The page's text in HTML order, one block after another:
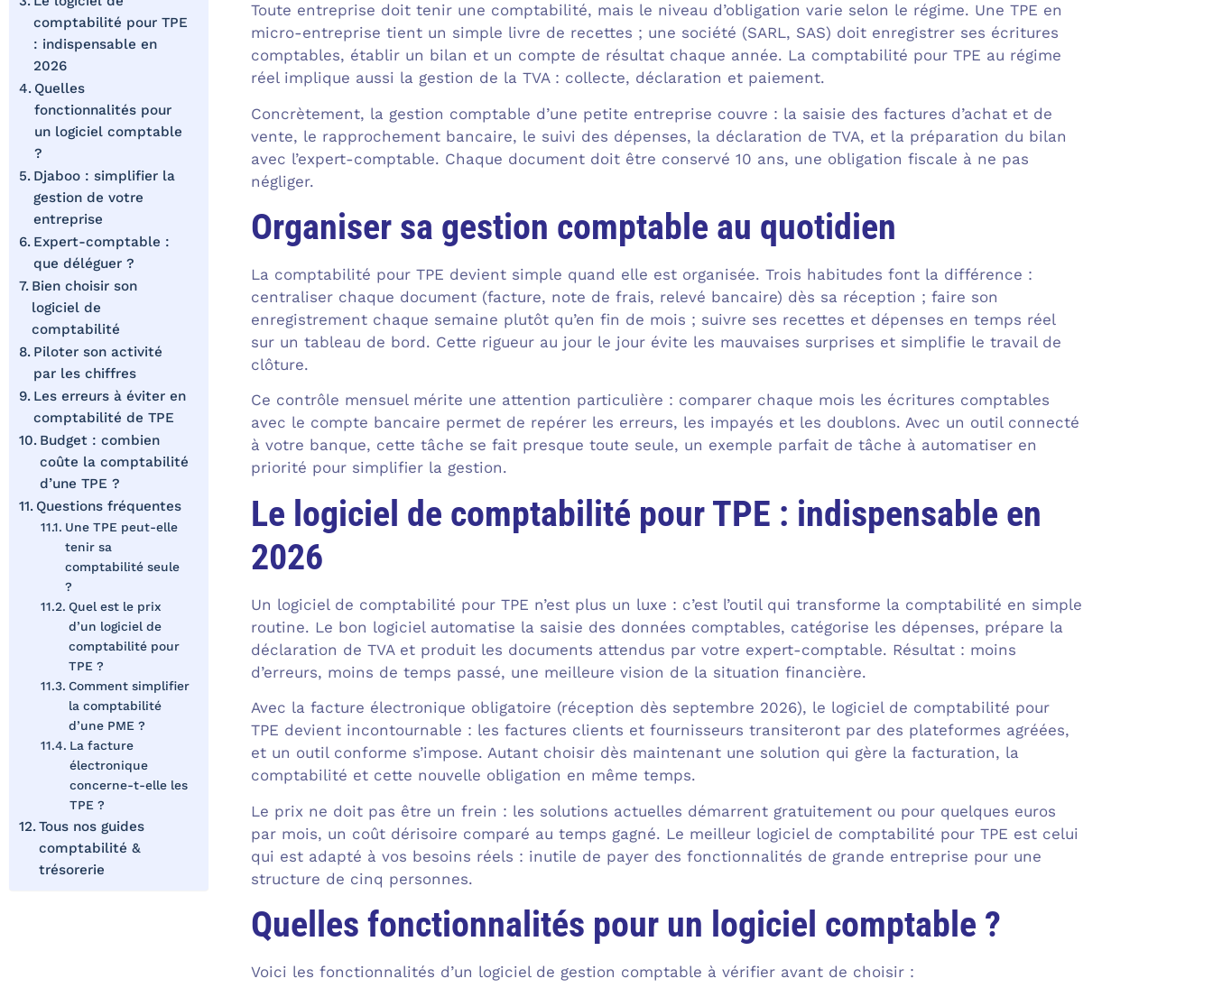
Toute entreprise doit tenir une comptabilité, mais le niveau d’obligation varie selon le régime. Une TPE en
micro-entreprise tient un simple livre de recettes ; une société (SARL, SAS) doit enregistrer ses écritures
comptables, établir un bilan et un compte de résultat chaque année. La comptabilité pour TPE au régime
réel implique aussi la gestion de la TVA : collecte, déclaration et paiement.
Concrètement, la gestion comptable d’une petite entreprise couvre : la saisie des factures d’achat et de
vente, le rapprochement bancaire, le suivi des dépenses, la déclaration de TVA, et la préparation du bilan
avec l’expert-comptable. Chaque document doit être conservé 10 ans, une obligation fiscale à ne pas
négliger.
Organiser sa gestion comptable au quotidien
La comptabilité pour TPE devient simple quand elle est organisée. Trois habitudes font la différence :
centraliser chaque document (facture, note de frais, relevé bancaire) dès sa réception ; faire son
enregistrement chaque semaine plutôt qu’en fin de mois ; suivre ses recettes et dépenses en temps réel
sur un tableau de bord. Cette rigueur au jour le jour évite les mauvaises surprises et simplifie le travail de
clôture.
Ce contrôle mensuel mérite une attention particulière : comparer chaque mois les écritures comptables
avec le compte bancaire permet de repérer les erreurs, les impayés et les doublons. Avec un outil connecté
à votre banque, cette tâche se fait presque toute seule, un exemple parfait de tâche à automatiser en
priorité pour simplifier la gestion.
Le logiciel de comptabilité pour TPE : indispensable en
2026
Un logiciel de comptabilité pour TPE n’est plus un luxe : c’est l’outil qui transforme la comptabilité en simple
routine. Le bon logiciel automatise la saisie des données comptables, catégorise les dépenses, prépare la
déclaration de TVA et produit les documents attendus par votre expert-comptable. Résultat : moins
d’erreurs, moins de temps passé, une meilleure vision de la situation financière.
Avec la facture électronique obligatoire (réception dès septembre 2026), le logiciel de comptabilité pour
TPE devient incontournable : les factures clients et fournisseurs transiteront par des plateformes agréées,
et un outil conforme s’impose. Autant choisir dès maintenant une solution qui gère la facturation, la
comptabilité et cette nouvelle obligation en même temps.
Le prix ne doit pas être un frein : les solutions actuelles démarrent gratuitement ou pour quelques euros
par mois, un coût dérisoire comparé au temps gagné. Le meilleur logiciel de comptabilité pour TPE est celui
qui est adapté à vos besoins réels : inutile de payer des fonctionnalités de grande entreprise pour une
structure de cinq personnes.
Quelles fonctionnalités pour un logiciel comptable ?
Voici les fonctionnalités d’un logiciel de gestion comptable à vérifier avant de choisir :
comptabilité pour TPE
: indispensable en
2026
Quelles
fonctionnalités pour
un logiciel comptable
?
Djaboo : simplifier la
gestion de votre
entreprise
Expert-comptable :
que déléguer ?
Bien choisir son
logiciel de
comptabilité
Piloter son activité
par les chiffres
Les erreurs à éviter en
comptabilité de TPE
Budget : combien
coûte la comptabilité
d’une TPE ?
Questions fréquentes
Une TPE peut-elle
tenir sa
comptabilité seule
?
Quel est le prix
d’un logiciel de
comptabilité pour
TPE ?
Comment simplifier
la comptabilité
d’une PME ?
La facture
électronique
concerne-t-elle les
TPE ?
Tous nos guides
comptabilité &
trésorerie